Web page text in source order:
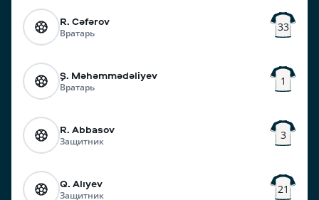
R. Cəfərov
Вратарь 33
Ş. Məhəmmədəliyev
Вратарь 1
R. Abbasov
Защитник 3
Q. Alıyev
Защитник 21